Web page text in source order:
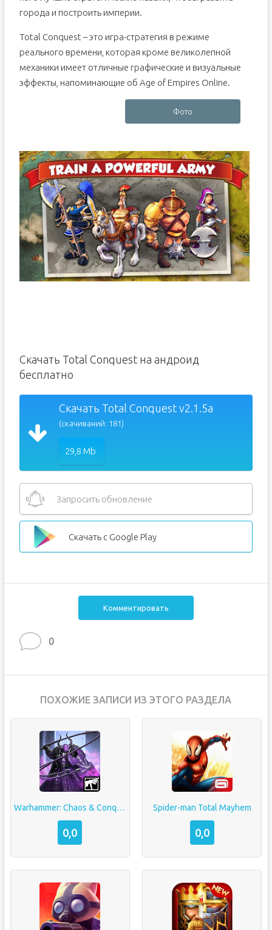
города и построить империи.
Total Conquest – это игра-стратегия в режиме
реального времени, которая кроме великолепной
механики имеет отличные графические и визуальные
эффекты, напоминающие об Age of Empires Online.
Фото
Скачать Total Conquest на андроид
бесплатно
Скачать Total Conquest v2.1.5a
(скачиваний: 181)
29,8 Mb
Запросить обновление
Скачать с Google Play
Комментировать
0
ПОХОЖИЕ ЗАПИСИ ИЗ ЭТОГО РАЗДЕЛА
Warhammer: Chaos & Conquest
0,0
Spider-man Total Mayhem
0,0